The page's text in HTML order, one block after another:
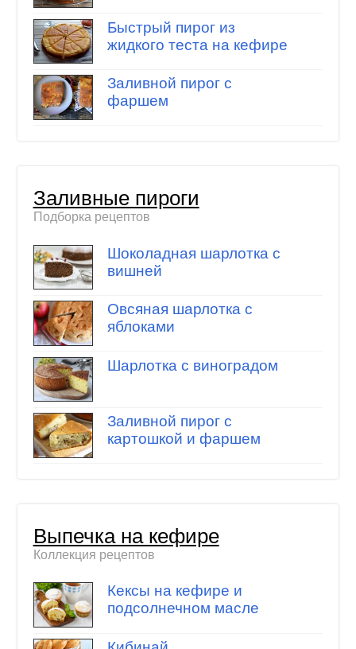
Быстрый пирог из
жидкого теста на кефире
Заливной пирог с
фаршем
Заливные пироги
Подборка рецептов
Шоколадная шарлотка с
вишней
Овсяная шарлотка с
яблоками
Шарлотка с виноградом
Заливной пирог с
картошкой и фаршем
Выпечка на кефире
Коллекция рецептов
Кексы на кефире и
подсолнечном масле